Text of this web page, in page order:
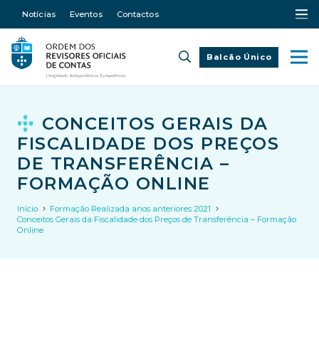
Notícias Eventos Contactos
Balcão Único
CONCEITOS GERAIS DA
FISCALIDADE DOS PREÇOS
DE TRANSFERÊNCIA –
FORMAÇÃO ONLINE
Início
Formação Realizada anos anteriores 2021
Conceitos Gerais da Fiscalidade dos Preços de Transferência – Formação
Online